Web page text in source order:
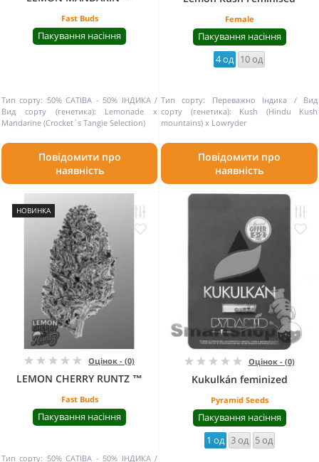
Fast Buds
Пакування насіння
Тип сорту: 50% САТІВА - 50% ІНДИКА
Вид сорту (генетика):
Lemonade x
Mandarine (Crocket´s Tangie Selection)
Повідомити про
наявність
Female
Пакування насіння
4 од 10 од
Тип сорту: Переважно Індика
Вид
сорту (генетика):
Kush (Hindu Kush
mountains) x Lowryder
Повідомити про
наявність
НОВИНКА
Оцінок - (0)
LEMON CHERRY RUNTZ ™
Fast Buds
Пакування насіння
Тип сорту: 50% САТІВА - 50% ІНДИКА
Оцінок - (0)
Kukulkán feminized
Pyramid Seeds
Пакування насіння
1 од 3 од 5 од